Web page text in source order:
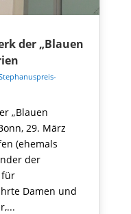
der „Blauen
„Blauen
29. März
(ehemals
der
für
Damen und